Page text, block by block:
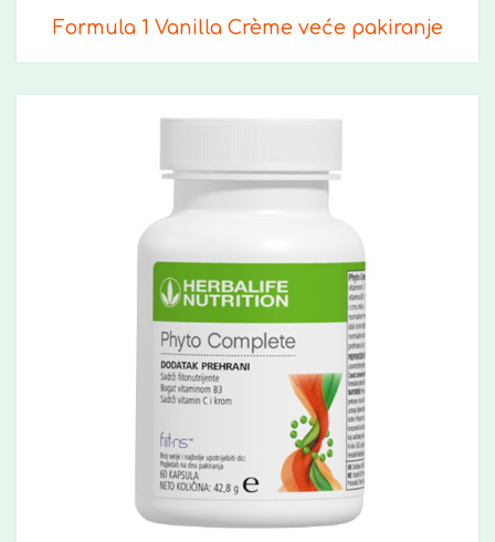
Formula 1 Vanilla Crème veće pakiranje